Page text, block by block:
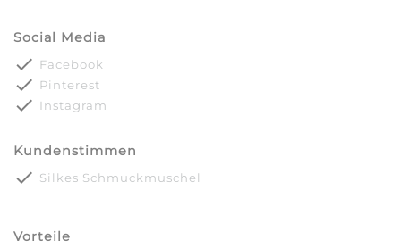
Social Media
done Facebook
done Pinterest
done Instagram
Kundenstimmen
done Silkes Schmuckmuschel
Vorteile